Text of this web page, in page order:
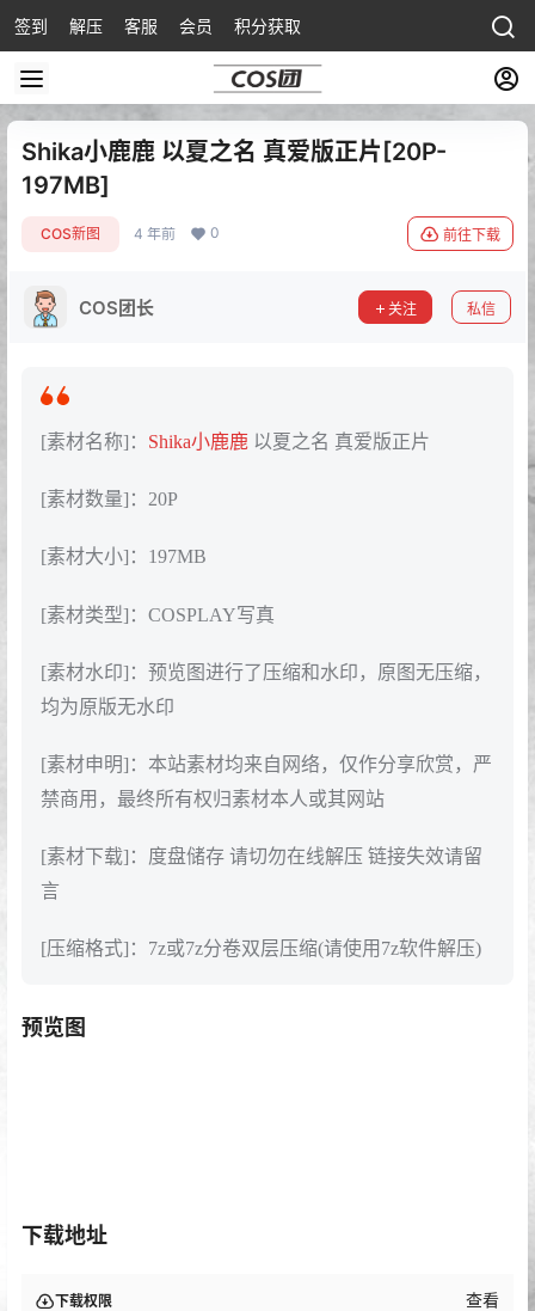
签到 解压 客服 会员 积分获取
Shika小鹿鹿 以夏之名 真爱版正片[20P-
197MB]
COS新图 4 年前 0 前往下载
COS团长 关注 私信
[素材名称]： Shika小鹿鹿 以夏之名 真爱版正片
[素材数量]：20P
[素材大小]：197MB
[素材类型]：COSPLAY写真
[素材水印]：预览图进行了压缩和水印，原图无压缩，
均为原版无水印
[素材申明]：本站素材均来自网络，仅作分享欣赏，严
禁商用，最终所有权归素材本人或其网站
[素材下载]：度盘储存 请切勿在线解压 链接失效请留
言
[压缩格式]：7z或7z分卷双层压缩(请使用7z软件解压)
预览图
下载地址
下载权限 查看